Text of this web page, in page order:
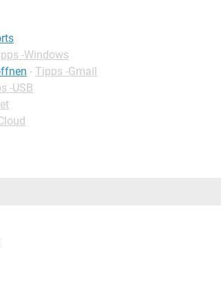
-Windows
- Tipps -Gmail
-USB